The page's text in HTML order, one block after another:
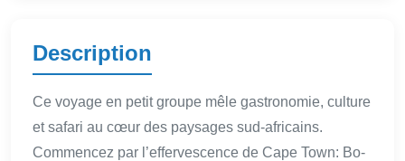
Description
Ce voyage en petit groupe mêle gastronomie, culture
et safari au cœur des paysages sud-africains.
Commencez par l’effervescence de Cape Town: Bo-